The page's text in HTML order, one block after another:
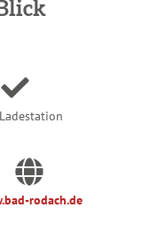
rodach.de